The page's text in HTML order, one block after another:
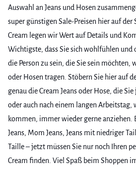
Auswahl an Jeans und Hosen
super günstigen Sale-Preisen hier auf der
Cream legen wir Wert auf Details und
Wichtigste, dass Sie sich wohlfühlen und
die Person zu sein, die Sie sein möchten,
oder Hosen tragen. Stöbern Sie hier auf
genau die Cream Jeans oder Hose, die
oder auch nach einem langen Arbeitstag,
kommen, immer wieder gerne anziehen.
Jeans, Mom Jeans, Jeans mit niedriger
Taille – jetzt müssen Sie nur noch Ihren
Cream finden. Viel Spaß beim Shoppen